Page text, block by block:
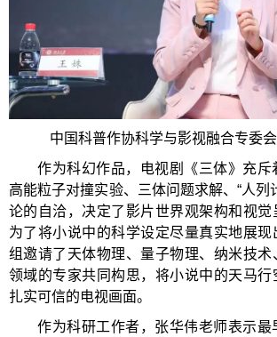
中国科普作协科学与影视融合专委
作为科幻作品，电视剧《三体》充斥
高能粒子对撞实验、三体问题求解、“人列
论的自洽，决定了影片世界观架构和视觉
为了将小说中的科学设定尽量真实地展现
组邀请了天体物理、量子物理、纳米技术
领域的专家共同构思，将小说中的天马行
扎实可信的电视画面。
作为科研工作者，张华伟老师表示最